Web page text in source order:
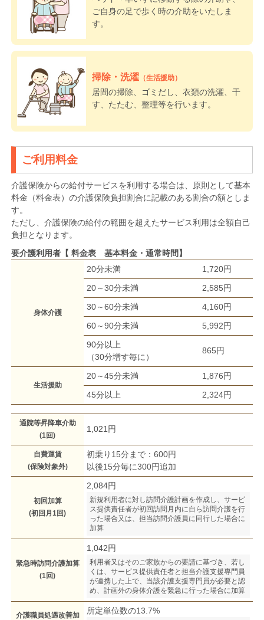
ご自身の足で歩く時の介助をいたしま
す。
掃除・洗濯（生活援助）
居間の掃除、ゴミだし、衣類の洗濯、干
す、たたむ、整理等を行います。
ご利用料金
介護保険からの給付サービスを利用する場合は、原則として基本
料金（料金表）の介護保険負担割合に記載のある割合の額としま
す。
ただし、介護保険の給付の範囲を超えたサービス利用は全額自己
負担となります。
要介護利用者【 料金表 基本料金・通常時間】
身体介護
20分未満
1,720円
20～30分未満
2,585円
30～60分未満
4,160円
60～90分未満
5,992円
90分以上
（30分増す毎に）
865円
生活援助
20～45分未満
1,876円
45分以上
2,324円
通院等昇降車介助
(1回)
1,021円
自費運賃
(保険対象外)
初乗り15分まで：600円
以後15分毎に300円追加
初回加算
(初回月1回)
2,084円
新規利用者に対し訪問介護計画を作成し、サービ
ス提供責任者が初回訪問月内に自ら訪問介護を行
った場合又は、担当訪問介護員に同行した場合に
加算
緊急時訪問介護加算
(1回)
1,042円
利用者又はそのご家族からの要請に基づき、若し
くは、サービス提供責任者と担当介護支援専門員
が連携した上で、当該介護支援専門員が必要と認
め、計画外の身体介護を緊急に行った場合に加算
介護職員処遇改善加
所定単位数の13.7%